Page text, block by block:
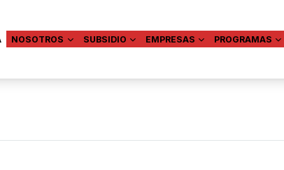
NOSOTROS SUBSIDIO EMPRESAS PROGRAMAS